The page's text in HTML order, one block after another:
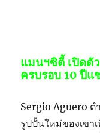
แมนฯซิตี้ เปิดตั
ครบรอบ 10 ปีแ
Sergio Aguero ต
รูปปั้นใหม่ของเขา